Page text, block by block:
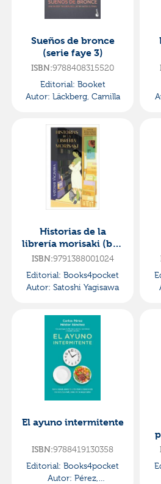
Sueños de bronce
(serie faye 3)
ISBN:9788408315520
Editorial: Booket
Autor: Läckberg, Camilla
Historias de la
librería morisaki (b4p
tapa dura)
ISBN:9791388001024
Editorial: Books4pocket
Autor: Satoshi Yagisawa
El ayuno intermitente
ISBN:9788419130358
Editorial: Books4pocket
Autor: Pérez,